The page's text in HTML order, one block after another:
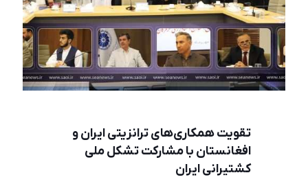
تقویت همکاری‌های ترانزیتی ایران و
افغانستان با مشارکت تشکل ملی
کشتیرانی ایران